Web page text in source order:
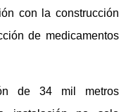
con la construcción
de medicamentos
de 34 mil metros